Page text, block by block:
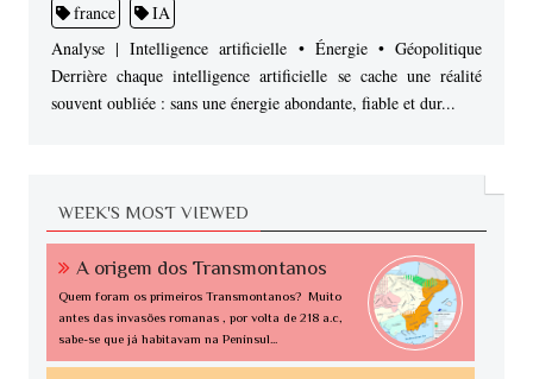
france
IA
Analyse | Intelligence artificielle • Énergie • Géopolitique
Derrière chaque intelligence artificielle se cache une réalité
souvent oubliée : sans une énergie abondante, fiable et dur...
WEEK'S MOST VIEWED
A origem dos Transmontanos
Quem foram os primeiros Transmontanos? Muito
antes das invasões romanas , por volta de 218 a.c,
sabe-se que já habitavam na Penínsul...